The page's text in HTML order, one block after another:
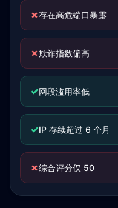
✗存在高危端口暴露
✗欺诈指数偏高
✓网段滥用率低
✓IP 存续超过 6 个月
✗综合评分仅 50